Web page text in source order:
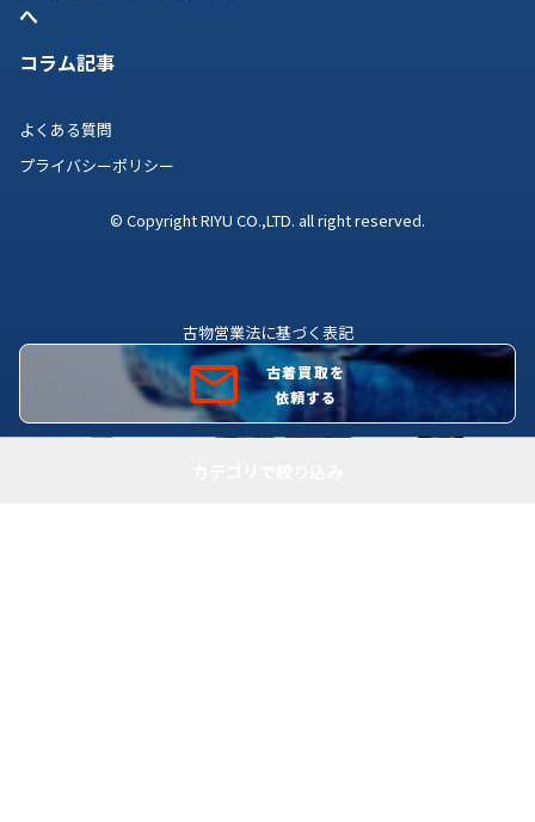
古着買取を
依頼する
へ
コラム記事
よくある質問
プライバシーポリシー
© Copyright RIYU CO.,LTD. all right reserved.
古物営業法に基づく表記
古物商許可証番号 株式会社理由 広島県公安委員会許可証
第731081200012号